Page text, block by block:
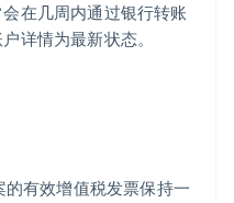
在几周内通过银行转账
详情为最新状态。
有效增值税发票保持一